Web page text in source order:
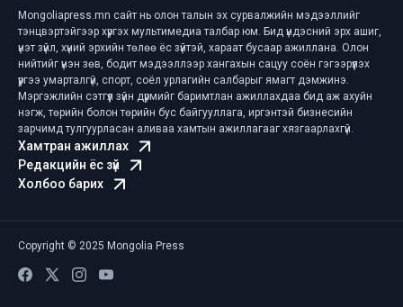
Mongoliapress.mn сайт нь олон талын эх сурвалжийн мэдээллийг
тэнцвэртэйгээр хүргэх мультимедиа талбар юм. Бид үндэсний эрх ашиг,
үнэт зүйл, хүний эрхийн төлөө ёс зүйтэй, хараат бусаар ажиллана. Олон
нийтийг үнэн зөв, бодит мэдээллээр хангахын сацуу соён гэгээрүүлэх
үүргээ умарталгүй, спорт, соёл урлагийн салбарыг ямагт дэмжинэ.
Мэргэжлийн сэтгүүл зүйн дүрмийг баримтлан ажиллахдаа бид аж ахуйн
нэгж, төрийн болон төрийн бус байгууллага, иргэнтэй бизнесийн
зарчимд тулгуурласан аливаа хамтын ажиллагааг хязгаарлахгүй.
Хамтран ажиллах
Редакцийн ёс зүй
Холбоо барих
Copyright © 2025 Mongolia Press